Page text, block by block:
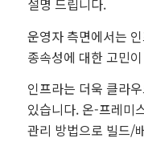
설명 드립니다.
운영자 측면에서는
종속성에 대한 고민
인프라는 더욱 클라
있습니다. 온-프레미
관리 방법으로 빌드/